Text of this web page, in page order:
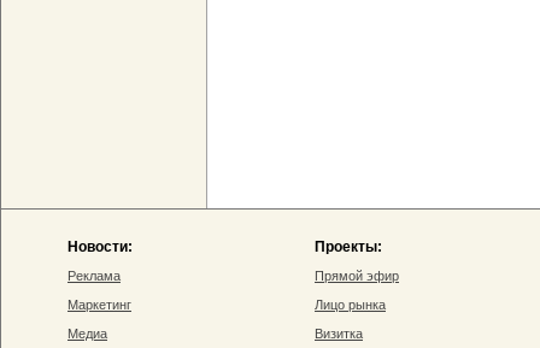
Новости:
Реклама
Маркетинг
Медиа
Проекты:
Прямой эфир
Лицо рынка
Визитка